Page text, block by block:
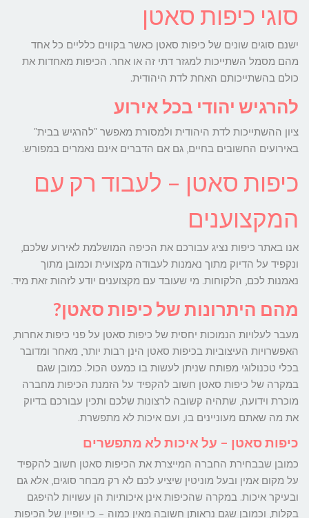
סוגי כיפות סאטן
ישנם סוגים שונים של כיפות סאטן כאשר בקווים כלליים כל אחד
מהם מסמל השתייכות למגזר דתי זה או אחר. הכיפות מאחדות את
כולם בהשתייכותם האחת לדת היהודית.
להרגיש יהודי בכל אירוע
ציון ההשתייכות לדת היהודית ולמסורת מאפשר "להרגיש בבית"
באירועים החשובים בחיים, גם אם הדברים אינם נאמרים במפורש.
כיפות סאטן – לעבוד רק עם
המקצוענים
אנו באתר כיפות נציג עבורכם את הכיפה המושלמת לאירוע שלכם,
ונקפיד על הדיוק מתוך נאמנות לעבודה מקצועית וכמובן מתוך
נאמנות לכם, הלקוחות. מי שעובד עם מקצוענים יודע לזהות זאת מיד.
מהם היתרונות של כיפות סאטן?
מעבר לעלויות הנמוכות יחסית של כיפות סאטן על פני כיפות אחרות,
האפשרויות העיצוביות בכיפות סאטן הינן רבות יותר, מאחר ומדובר
בכלי טכנולוגי מפותח שניתן לעשות בו כמעט הכול. כמובן שגם
במקרה של כיפות סאטן חשוב להקפיד על הזמנת הכיפות מחברה
מוכרת וידועה, שתהיה קשובה לרצונות שלכם ותכין עבורכם בדיוק
את מה שאתם מעוניינים בו, ועם איכות לא מתפשרת.
כיפות סאטן – על איכות לא מתפשרים
כמובן שבבחירת החברה המייצרת את הכיפות סאטן חשוב להקפיד
על מקום אמין ובעל מוניטין שיציע לכם לא רק מבחר סוגים, אלא גם
ובעיקר איכות. במקרה שהכיפות אינן איכותיות הן עשויות להיפגם
בקלות, וכמובן שגם נראותן חשובה מאין כמוה – כי יופיין של הכיפות